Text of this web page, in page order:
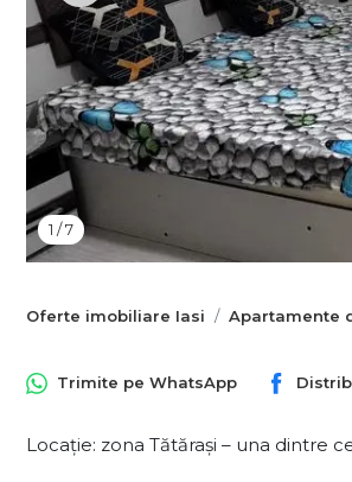
1 /7
Oferte imobiliare Iasi Apartamente
Trimite pe WhatsApp
Locație: zona Tătărași – una dintre